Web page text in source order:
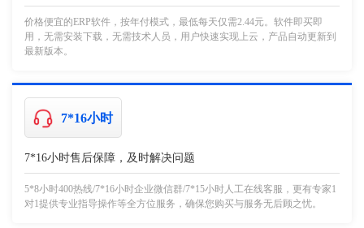
价格便宜的ERP软件，按年付模式，最低每天仅需2.44元。软件即买即
用，无需安装下载，无需技术人员，用户快速实现上云，产品自动更新到
最新版本。
7*16小时
7*16小时售后保障，及时解决问题
5*8小时400热线/7*16小时企业微信群/7*15小时人工在线客服，更有专家1
对1提供专业指导操作等全方位服务，确保您购买与服务无后顾之忧。